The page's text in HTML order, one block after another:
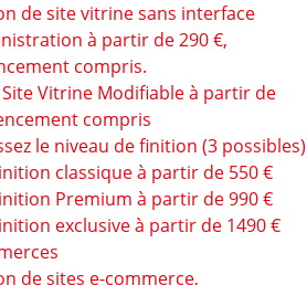
de site vitrine sans interface
à partir de 290 €,
compris.
Vitrine Modifiable à partir de
compris
le niveau de finition (3 possibles)
classique à partir de 550 €
Premium à partir de 990 €
exclusive à partir de 1490 €
de sites e-commerce,